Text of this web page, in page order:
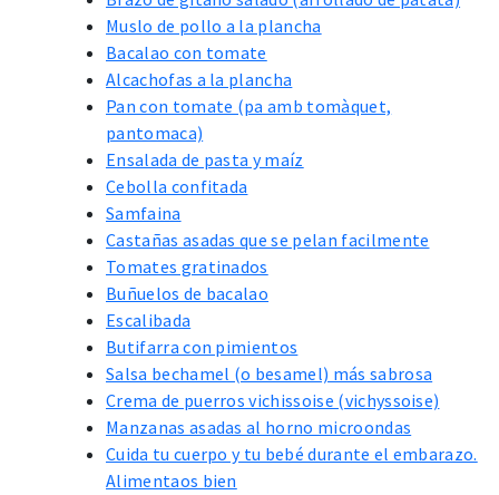
Muslo de pollo a la plancha
Bacalao con tomate
Alcachofas a la plancha
Pan con tomate (pa amb tomàquet,
pantomaca)
Ensalada de pasta y maíz
Cebolla confitada
Samfaina
Castañas asadas que se pelan facilmente
Tomates gratinados
Buñuelos de bacalao
Escalibada
Butifarra con pimientos
Salsa bechamel (o besamel) más sabrosa
Crema de puerros vichissoise (vichyssoise)
Manzanas asadas al horno microondas
Cuida tu cuerpo y tu bebé durante el embarazo.
Alimentaos bien